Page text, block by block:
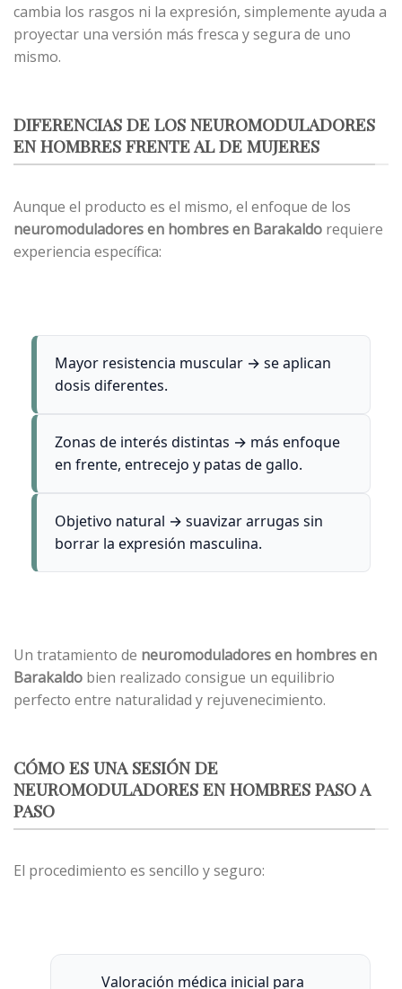
cambia los rasgos ni la expresión, simplemente ayuda a
proyectar una versión más fresca y segura de uno
mismo.
DIFERENCIAS DE LOS NEUROMODULADORES
EN HOMBRES FRENTE AL DE MUJERES
Aunque el producto es el mismo, el enfoque de los
neuromoduladores en hombres en Barakaldo requiere
experiencia específica:
Mayor resistencia muscular → se aplican
dosis diferentes.
Zonas de interés distintas → más enfoque
en frente, entrecejo y patas de gallo.
Objetivo natural → suavizar arrugas sin
borrar la expresión masculina.
Un tratamiento de neuromoduladores en hombres en
Barakaldo bien realizado consigue un equilibrio
perfecto entre naturalidad y rejuvenecimiento.
CÓMO ES UNA SESIÓN DE
NEUROMODULADORES EN HOMBRES PASO A
PASO
El procedimiento es sencillo y seguro:
Valoración médica inicial para